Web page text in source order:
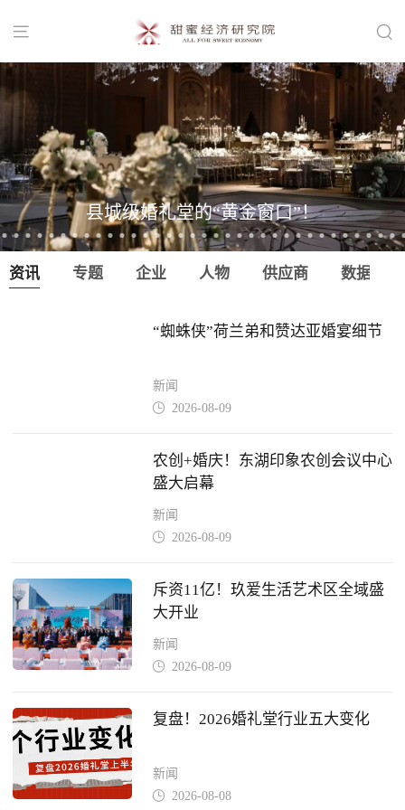
 
县城级婚礼堂的“黄金窗口”！
资讯 专题 企业 人物 供应商 数据
“蜘蛛侠”荷兰弟和赞达亚婚宴细节
新闻
 2026-08-09
农创+婚庆！东湖印象农创会议中心
盛大启幕
新闻
 2026-08-09
斥资11亿！玖爱生活艺术区全域盛
大开业
新闻
 2026-08-09
复盘！2026婚礼堂行业五大变化
新闻
 2026-08-08